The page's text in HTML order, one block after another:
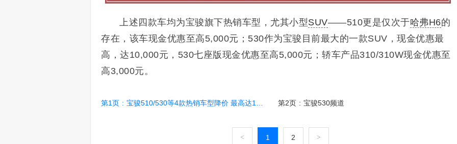
上述四款车均为宝骏旗下热销车型，尤其小型SUV——510更是仅次于哈弗H6的
存在，该车现金优惠至高5,000元；530作为宝骏目前最大的一款SUV，现金优惠最
高，达10,000元，530七座版现金优惠至高5,000元；轿车产品310/310W现金优惠至
高3,000元。
第1页 : 宝骏510/530等4款热销车型降价 最高达1万元 第2页 : 宝骏530频道
< 1 2 >